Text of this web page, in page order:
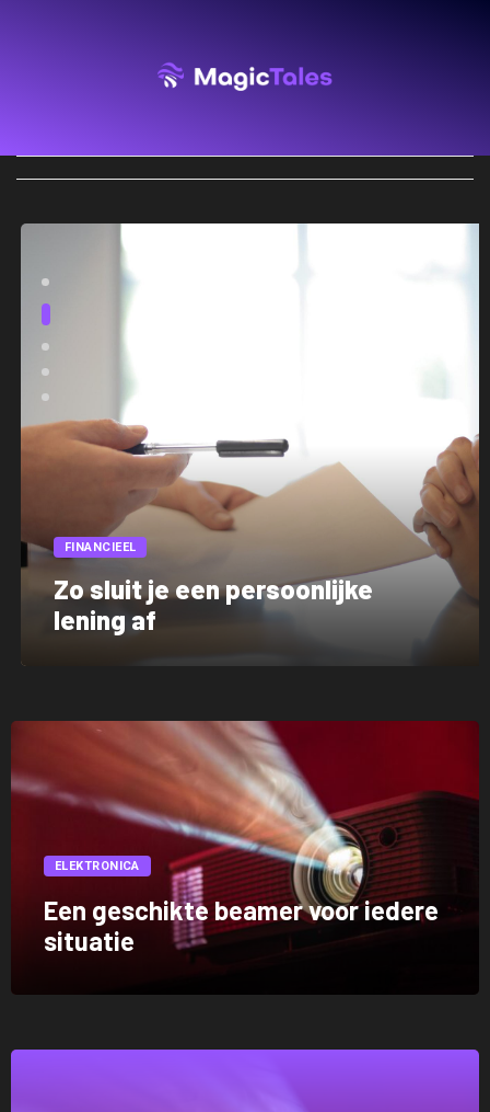
FINANCIEEL
Zo sluit je een persoonlijke
lening af
ELEKTRONICA
Een geschikte beamer voor iedere
situatie